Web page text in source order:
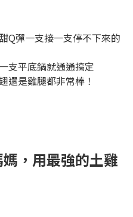
Q彈一支接一支停不下來的
支平底鍋就通通搞定
還是雞腿都非常棒！
媽，用最強的土雞